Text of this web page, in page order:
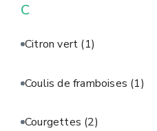
C
Citron vert (1)
Coulis de framboises (1)
Courgettes (2)